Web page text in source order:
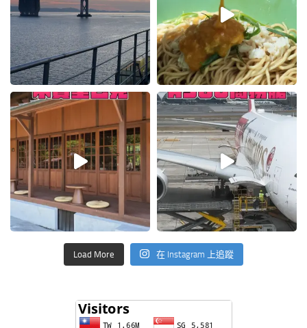
Load More 在 Instagram 上追蹤